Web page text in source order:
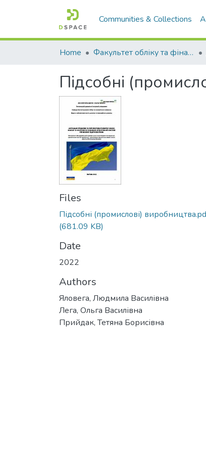
Communities & Collections
Home Факультет обліку та фінансів
Підсобні
Files
Підсобні (промислові)
(681.09 KB)
Date
2022
Authors
Яловега, Людмила Василівна
Лега, Ольга Василівна
Прийдак, Тетяна Борисівна